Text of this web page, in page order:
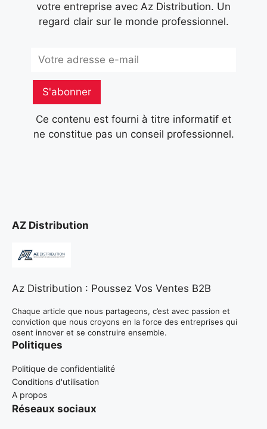
votre entreprise avec Az Distribution. Un
regard clair sur le monde professionnel.
S'abonner
Ce contenu est fourni à titre informatif et
ne constitue pas un conseil professionnel.
AZ Distribution
Az Distribution : Poussez Vos Ventes B2B
Chaque article que nous partageons, c’est avec passion et
conviction que nous croyons en la force des entreprises qui
osent innover et se construire ensemble.
Politiques
Politique de confidentialité
Conditions d'utilisation
A propos
Réseaux sociaux